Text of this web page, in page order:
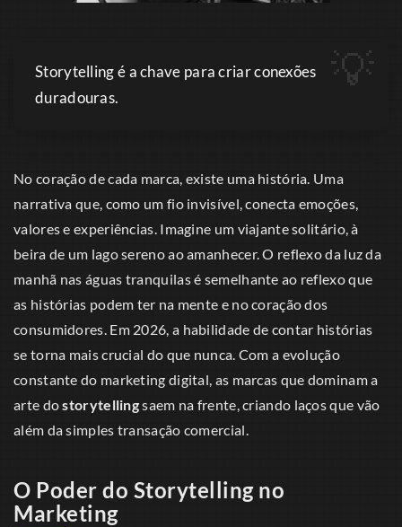
Storytelling é a chave para criar conexões
duradouras.
No coração de cada marca, existe uma história. Uma
narrativa que, como um fio invisível, conecta emoções,
valores e experiências. Imagine um viajante solitário, à
beira de um lago sereno ao amanhecer. O reflexo da luz da
manhã nas águas tranquilas é semelhante ao reflexo que
as histórias podem ter na mente e no coração dos
consumidores. Em 2026, a habilidade de contar histórias
se torna mais crucial do que nunca. Com a evolução
constante do marketing digital, as marcas que dominam a
arte dostorytellingsaem na frente, criando laços que vão
além da simples transação comercial.
O Poder do Storytelling no
Marketing